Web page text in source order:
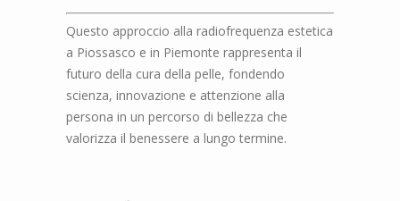
Questo approccio alla radiofrequenza estetica
a Piossasco e in Piemonte rappresenta il
futuro della cura della pelle, fondendo
scienza, innovazione e attenzione alla
persona in un percorso di bellezza che
valorizza il benessere a lungo termine.